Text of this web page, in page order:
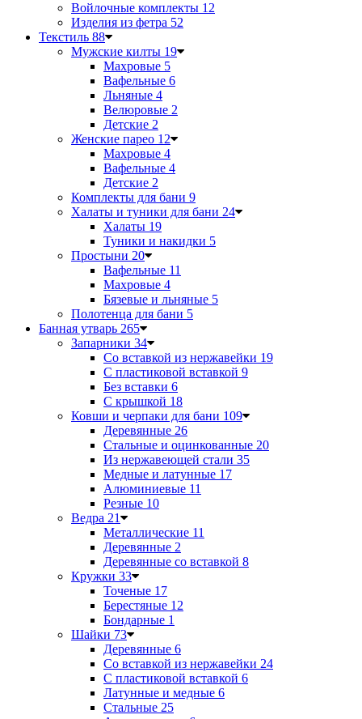
Войлочные комплекты 12
Изделия из фетра 52
Текстиль 88
Мужские килты 19
Махровые 5
Вафельные 6
Льняные 4
Велюровые 2
Детские 2
Женские парео 12
Махровые 4
Вафельные 4
Детские 2
Комплекты для бани 9
Халаты и туники для бани 24
Халаты 19
Туники и накидки 5
Простыни 20
Вафельные 11
Махровые 4
Бязевые и льняные 5
Полотенца для бани 5
Банная утварь 265
Запарники 34
Со вставкой из нержавейки 19
С пластиковой вставкой 9
Без вставки 6
С крышкой 18
Ковши и черпаки для бани 109
Деревянные 26
Стальные и оцинкованные 20
Из нержавеющей стали 35
Медные и латунные 17
Алюминиевые 11
Резные 10
Ведра 21
Металлические 11
Деревянные 2
Деревянные со вставкой 8
Кружки 33
Точеные 17
Берестяные 12
Бондарные 1
Шайки 73
Деревянные 6
Со вставкой из нержавейки 24
С пластиковой вставкой 6
Латунные и медные 6
Стальные 25